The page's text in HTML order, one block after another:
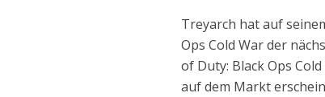
Treyarch hat auf
Ops Cold War der
of Duty: Black Ops
auf dem Markt